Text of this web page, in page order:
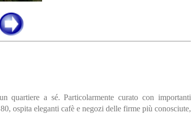
quartiere a sé. Particolarmente curato con importanti
ospita eleganti cafè e negozi delle firme più conosciute,